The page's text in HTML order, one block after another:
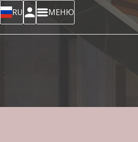
RU МЕНЮ